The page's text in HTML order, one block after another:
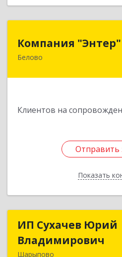
Компания "Энтер"
Белово
Клиентов на
Отправить
Показать
652600, Кемеровская
Отправить
Назад
ИП Сухачев Юрий
Владимирович
Шарыпово
ИП